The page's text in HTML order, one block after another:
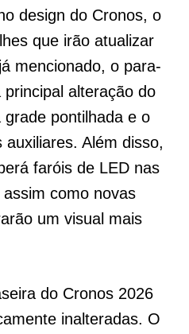
design do Cronos, o
que irão atualizar
mencionado, o para-
alteração do
pontilhada e o
Além disso,
faróis de LED nas
como novas
um visual mais
do Cronos 2026
inalteradas. O